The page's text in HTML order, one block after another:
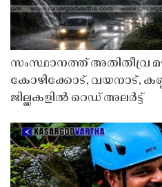
സംസ്ഥാനത്ത് അതിതീവ്ര മഴ
കോഴിക്കോട്, വയനാട്,
ജില്ലകളിൽ റെഡ് അലർട്ട്